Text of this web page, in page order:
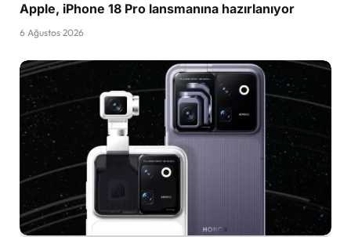
Apple, iPhone 18 Pro lansmanına hazırlanıyor
6 Ağustos 2026